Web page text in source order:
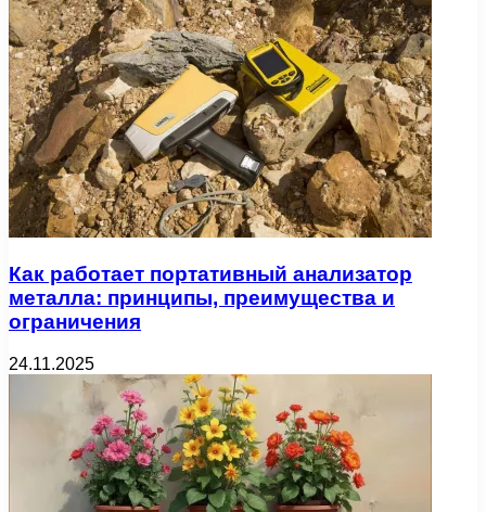
Как работает портативный анализатор
металла: принципы, преимущества и
ограничения
24.11.2025